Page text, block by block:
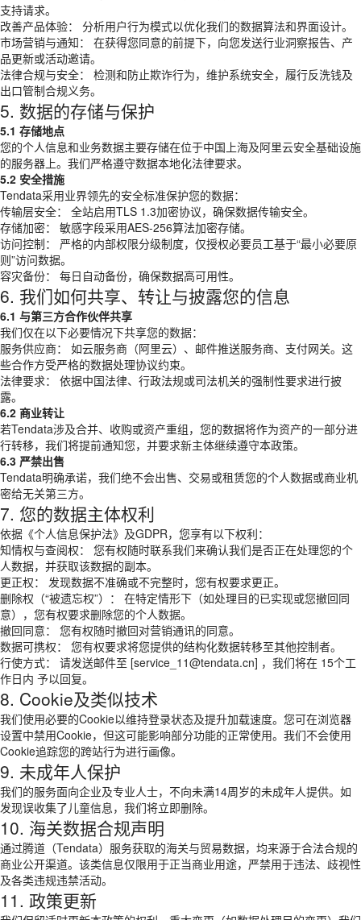
支持请求。
改善产品体验： 分析用户行为模式以优化我们的数据算法和界面设计。
市场营销与通知： 在获得您同意的前提下，向您发送行业洞察报告、产
品更新或活动邀请。
法律合规与安全： 检测和防止欺诈行为，维护系统安全，履行反洗钱及
出口管制合规义务。
5. 数据的存储与保护
5.1 存储地点
您的个人信息和业务数据主要存储在位于中国上海及阿里云安全基础设施
的服务器上。我们严格遵守数据本地化法律要求。
5.2 安全措施
Tendata采用业界领先的安全标准保护您的数据：
传输层安全： 全站启用TLS 1.3加密协议，确保数据传输安全。
存储加密： 敏感字段采用AES-256算法加密存储。
访问控制： 严格的内部权限分级制度，仅授权必要员工基于“最小必要原
则”访问数据。
容灾备份： 每日自动备份，确保数据高可用性。
6. 我们如何共享、转让与披露您的信息
6.1 与第三方合作伙伴共享
我们仅在以下必要情况下共享您的数据：
服务供应商： 如云服务商（阿里云）、邮件推送服务商、支付网关。这
些合作方受严格的数据处理协议约束。
法律要求： 依据中国法律、行政法规或司法机关的强制性要求进行披
露。
6.2 商业转让
若Tendata涉及合并、收购或资产重组，您的数据将作为资产的一部分进
行转移，我们将提前通知您，并要求新主体继续遵守本政策。
6.3 严禁出售
Tendata明确承诺，我们绝不会出售、交易或租赁您的个人数据或商业机
密给无关第三方。
7. 您的数据主体权利
依据《个人信息保护法》及GDPR，您享有以下权利：
知情权与查阅权： 您有权随时联系我们来确认我们是否正在处理您的个
人数据，并获取该数据的副本。
更正权： 发现数据不准确或不完整时，您有权要求更正。
删除权（“被遗忘权”）： 在特定情形下（如处理目的已实现或您撤回同
意），您有权要求删除您的个人数据。
撤回同意： 您有权随时撤回对营销通讯的同意。
数据可携权： 您有权要求将您提供的结构化数据转移至其他控制者。
行使方式： 请发送邮件至 [service_11@tendata.cn] ，我们将在 15个工
作日内 予以回复。
8. Cookie及类似技术
我们使用必要的Cookie以维持登录状态及提升加载速度。您可在浏览器
设置中禁用Cookie，但这可能影响部分功能的正常使用。我们不会使用
Cookie追踪您的跨站行为进行画像。
9. 未成年人保护
我们的服务面向企业及专业人士，不向未满14周岁的未成年人提供。如
发现误收集了儿童信息，我们将立即删除。
10. 海关数据合规声明
通过腾道（Tendata）服务获取的海关与贸易数据，均来源于合法合规的
商业公开渠道。该类信息仅限用于正当商业用途，严禁用于违法、歧视性
及各类违规违禁活动。
11. 政策更新